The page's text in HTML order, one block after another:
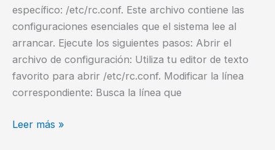
específico: /etc/rc.conf. Este archivo contiene las
configuraciones esenciales que el sistema lee al
arrancar. Ejecute los siguientes pasos: Abrir el
archivo de configuración: Utiliza tu editor de texto
favorito para abrir /etc/rc.conf. Modificar la línea
correspondiente: Busca la línea que
Cómo
Leer más »